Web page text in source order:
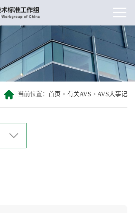
当前位置： 首页 > 有关AVS > AVS大事记